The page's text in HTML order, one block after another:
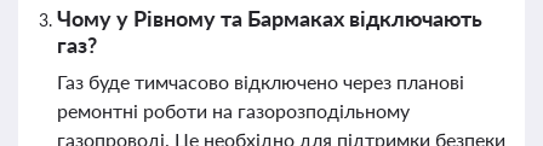
Чому у Рівному та Бармаках відключають
газ?
Газ буде тимчасово відключено через планові
ремонтні роботи на газорозподільному
газопроводі. Це необхідно для підтримки безпеки